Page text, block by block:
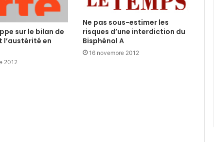
sur le bilan de
l’austérité en
2012
Ne pas sous-estimer les
risques d’une interdiction du
Bisphénol A
16 novembre 2012